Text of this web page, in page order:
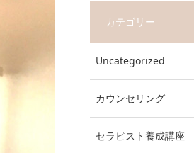
カテゴリー
Uncategorized
カウンセリング
セラピスト養成講座